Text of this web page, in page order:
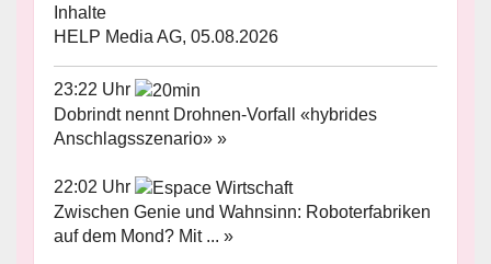
Inhalte
HELP Media AG, 05.08.2026
23:22 Uhr
Dobrindt nennt Drohnen-Vorfall «hybrides
Anschlagsszenario» »
22:02 Uhr
Zwischen Genie und Wahnsinn: Roboterfabriken
auf dem Mond? Mit ... »